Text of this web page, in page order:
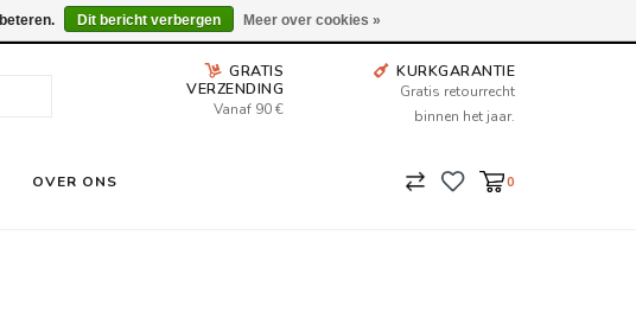
Wij leveren tot aan uw deur. Afhalen is mogelijk.
GRATIS
VERZENDING
Vanaf 90 €
KURKGARANTIE
Gratis retourrecht
binnen het jaar.
OVER ONS 0
Dit bericht verbergen Meer over cookies »